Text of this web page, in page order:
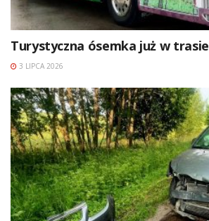
Turystyczna ósemka już w trasie
3 LIPCA 2026